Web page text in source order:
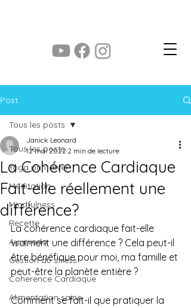
Post
Tous les posts
Yoga printanier
Meditation
Mindfulness
Recette
Ayurveda
Gestion du stress
Coherence Cardiaque
Alimentation saine
Tous les posts
La Cohérence Cardiaque
Fait-elle réellement une
différence?
Janick Leonard
12 mai 2022 2 min de lecture
La cohérence cardiaque fait-elle
vraiment une différence ? Cela peut-il
être bénéfique pour moi, ma famille et
peut-être la planète entière ?
Comment se fait-il que pratiquer la